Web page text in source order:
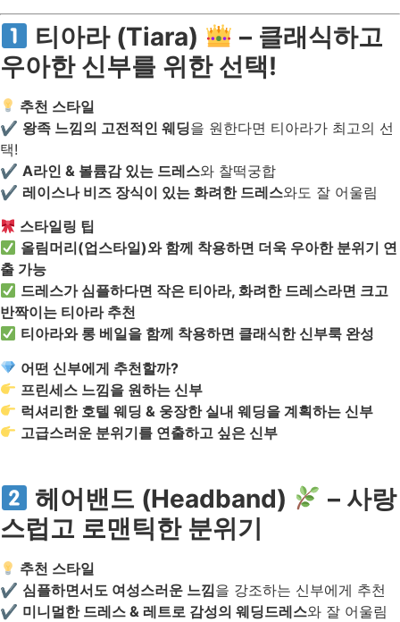
티아라 (Tiara)
– 클래식하고
우아한 신부를 위한 선택!
추천 스타일
✔ 왕족 느낌의 고전적인 웨딩을 원한다면 티아라가 최고의 선
택!
✔ A라인 & 볼륨감 있는 드레스와 찰떡궁합
✔ 레이스나 비즈 장식이 있는 화려한 드레스와도 잘 어울림
스타일링 팁
올림머리(업스타일)와 함께 착용하면 더욱 우아한 분위기 연
출 가능
드레스가 심플하다면 작은 티아라, 화려한 드레스라면 크고
반짝이는 티아라 추천
티아라와 롱 베일을 함께 착용하면 클래식한 신부룩 완성
어떤 신부에게 추천할까?
프린세스 느낌을 원하는 신부
럭셔리한 호텔 웨딩 & 웅장한 실내 웨딩을 계획하는 신부
고급스러운 분위기를 연출하고 싶은 신부
헤어밴드 (Headband)
– 사랑
스럽고 로맨틱한 분위기
추천 스타일
✔ 심플하면서도 여성스러운 느낌을 강조하는 신부에게 추천
✔ 미니멀한 드레스 & 레트로 감성의 웨딩드레스와 잘 어울림